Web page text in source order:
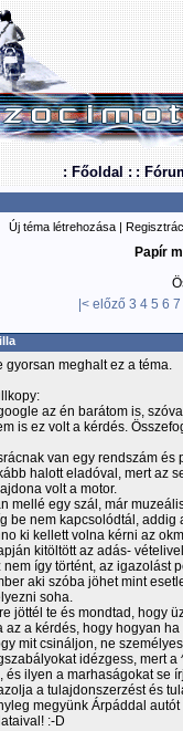
: Főoldal : :
Új téma létrehozása |
Papír
|< előző 3 4 5 6 7
gyorsan meghalt ez a téma.
az én barátom is,
is ez volt a kérdés.
van egy rendszám
halott eladóval, mert az
volt a motor.
mellé egy szál, már
be nem kapcsolódtál,
ki kellett volna kérni az
kitöltött az adás-
nem így történt, az igazolást
aki szóba jöhet mint
soha.
jöttél te és mondtad, hogy
az a kérdés, hogy hogyan
mit csináljon, ne
idézgess, mert
és ilyen a marhaságokat se
a tulajdonszerzést és
megyünk Árpáddal
:-D